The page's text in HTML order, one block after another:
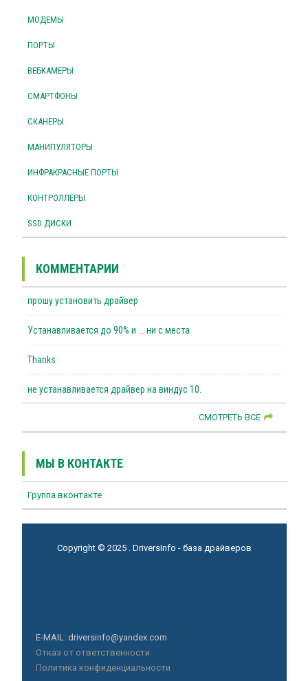
МОДЕМЫ
ПОРТЫ
ВЕБКАМЕРЫ
СМАРТФОНЫ
СКАНЕРЫ
МАНИПУЛЯТОРЫ
ИНФРАКРАСНЫЕ ПОРТЫ
КОНТРОЛЛЕРЫ
SSD ДИСКИ
КОММЕНТАРИИ
прошу установить драйвер
Устанавливается до 90% и ... ни с места
Thanks
не устанавливается драйвер на виндус 10.
СМОТРЕТЬ ВСЕ
МЫ В КОНТАКТЕ
Группа вконтакте
Copyright © 2025 . DriversInfo - база драйверов
E-MAIL: driversinfo@yandex.com
Отказ от ответственности
Политика конфиденциальности